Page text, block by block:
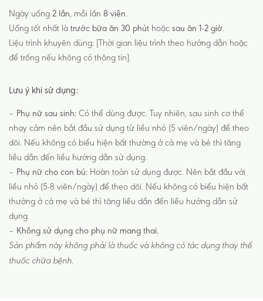
Ngày uống 2 lần, mỗi lần 8 viên.
Uống tốt nhất là trước bữa ăn 30 phút hoặc sau ăn 1-2 giờ.
Liệu trình khuyên dùng: [Thời gian liệu trình theo hướng dẫn hoặc
để trống nếu không có thông tin].
Lưu ý khi sử dụng:
– Phụ nữ sau sinh: Có thể dùng được. Tuy nhiên, sau sinh cơ thể
nhạy cảm nên bắt đầu sử dụng từ liều nhỏ (5 viên/ngày) để theo
dõi. Nếu không có biểu hiện bất thường ở cả mẹ và bé thì tăng
liều dần đến liều hướng dẫn sử dụng.
– Phụ nữ cho con bú: Hoàn toàn sử dụng được. Nên bắt đầu với
liều nhỏ (5-8 viên/ngày) để theo dõi. Nếu không có biểu hiện bất
thường ở cả mẹ và bé thì tăng liều dần đến liều hướng dẫn sử
dụng.
– Không sử dụng cho phụ nữ mang thai.
Sản phẩm này không phải là thuốc và không có tác dụng thay thế
thuốc chữa bệnh.